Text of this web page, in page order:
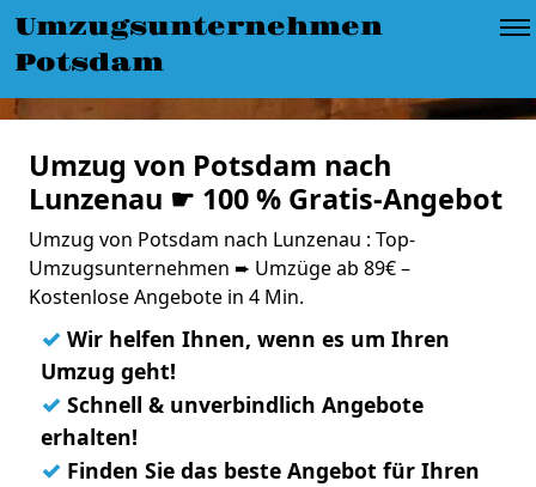
Umzugsunternehmen
Potsdam
Umzug von Potsdam nach
Lunzenau ☛ 100 % Gratis-Angebot
Umzug von Potsdam nach Lunzenau : Top-
Umzugsunternehmen ➨ Umzüge ab 89€ –
Kostenlose Angebote in 4 Min.
✓ Wir helfen Ihnen, wenn es um Ihren
Umzug geht!
✓ Schnell & unverbindlich Angebote
erhalten!
✓ Finden Sie das beste Angebot für Ihren